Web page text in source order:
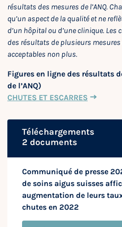
résultats des mesures de l’ANQ.
qu’un aspect de la qualité et ne
d’un hôpital ou d’une clinique.
des résultats de plusieurs mesures
acceptables non plus.
Figures en ligne des résultats
de l’ANQ)
CHUTES ET ESCARRES
Téléchargements
2 documents
Communiqué de presse
de soins aigus suisses
augmentation de leurs
chutes en 2022